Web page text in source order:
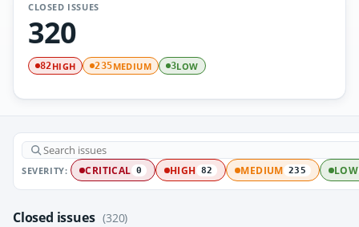
CLOSED ISSUES
320
82HIGH 235MEDIUM 3LOW
SEVERITY: CRITICAL 0 HIGH 82 MEDIUM 235 LOW
Closed issues (320)